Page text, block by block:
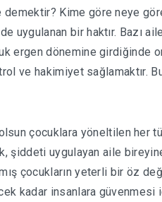
Kime göre neye
uygulanan bir haktır. Bazı
ergen dönemine girdiğinde
ve hakimiyet sağlamaktır.
çocuklara yöneltilen her
şiddeti uygulayan aile
çocukların yeterli bir öz
kadar insanlara güvenmesi